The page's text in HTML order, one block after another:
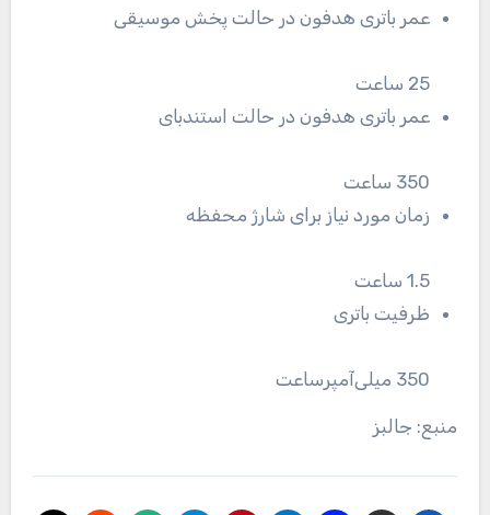
عمر باتری هدفون در حالت پخش موسیقی
25 ساعت
عمر باتری هدفون در حالت استندبای
350 ساعت
زمان مورد نیاز برای شارژ محفظه
1.5 ساعت
ظرفیت باتری
350 میلی‌آمپرساعت
منبع: جالبز